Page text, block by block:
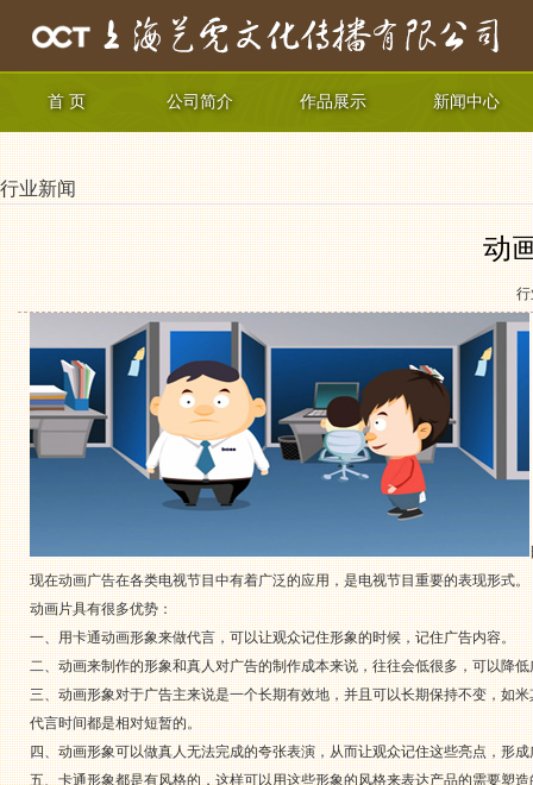
首 页 公司简介 作品展示 新闻中心
行业新闻
动
行
现在动画广告在各类电视节目中有着广泛的应用，是电视节目重要的表现形式。
动画片具有很多优势：
一、用卡通动画形象来做代言，可以让观众记住形象的时候，记住广告内容。
二、动画来制作的形象和真人对广告的制作成本来说，往往会低很多，可以降
三、动画形象对于广告主来说是一个长期有效地，并且可以长期保持不变，如
代言时间都是相对短暂的。
四、动画形象可以做真人无法完成的夸张表演，从而让观众记住这些亮点，形
五、卡通形象都是有风格的，这样可以用这些形象的风格来表达产品的需要塑